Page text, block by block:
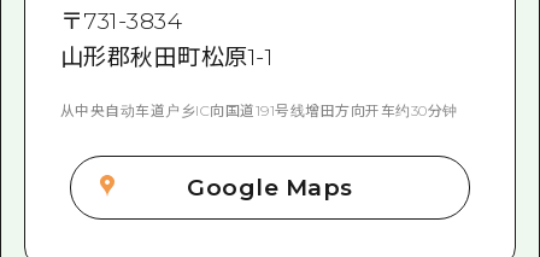
〒731-3834
山形郡秋田町松原1-1
从中央自动车道户乡IC向国道191号线增田方向开车约30分钟
Google Maps